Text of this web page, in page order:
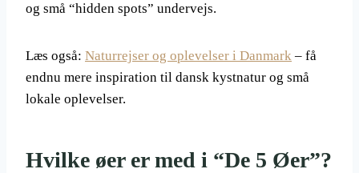
og små “hidden spots” undervejs.
Læs også: Naturrejser og oplevelser i Danmark – få
endnu mere inspiration til dansk kystnatur og små
lokale oplevelser.
Hvilke øer er med i “De 5 Øer”?